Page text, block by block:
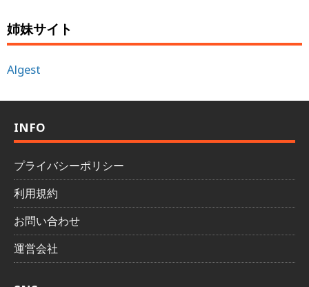
姉妹サイト
Algest
INFO
プライバシーポリシー
利用規約
お問い合わせ
運営会社